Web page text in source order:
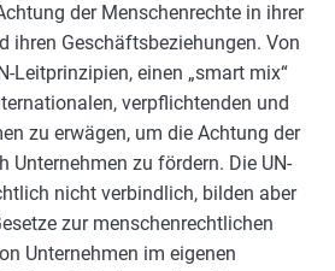
der Menschenrechte in ihrer
ihren Geschäftsbeziehungen. Von
Leitprinzipien, einen „smart mix“
verpflichtenden und
zu erwägen, um die Achtung der
Unternehmen zu fördern. Die UN-
nicht verbindlich, bilden aber
zur menschenrechtlichen
Unternehmen im eigenen